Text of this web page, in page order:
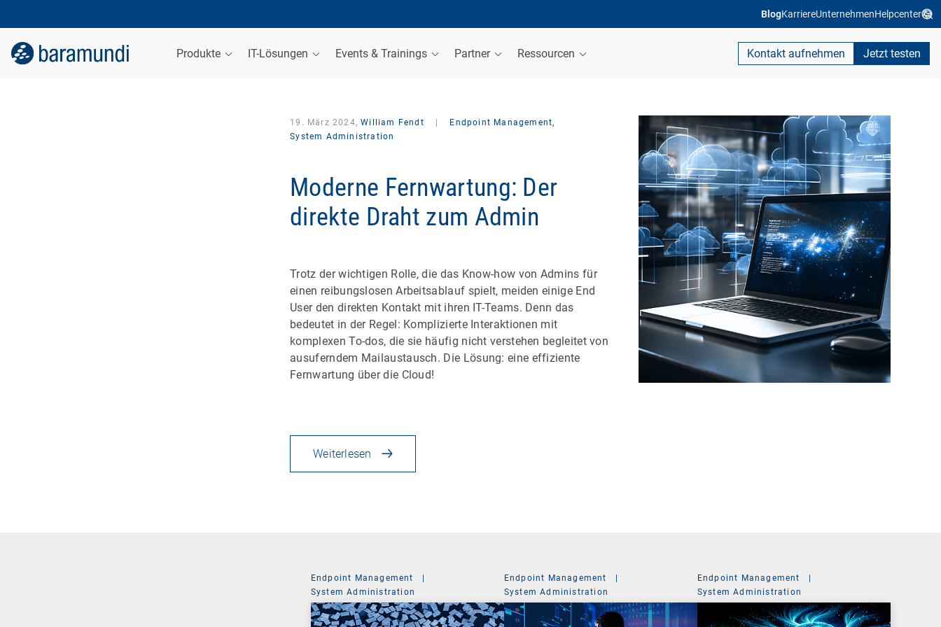
BlogKarriereUnternehmenHelpcenter
Produkte IT-Lösungen Events & Trainings Partner Ressourcen Kontakt aufnehmen Jetzt testen
19. März 2024,William Fendt
Endpoint Management,
System Administration
Moderne Fernwartung: Der
direkte Draht zum Admin
Trotz der wichtigen Rolle, die das Know-how von Admins für
einen reibungslosen Arbeitsablauf spielt, meiden einige End
User den direkten Kontakt mit ihren IT-Teams. Denn das
bedeutet in der Regel: Komplizierte Interaktionen mit
komplexen To-dos, die sie häufig nicht verstehen begleitet von
ausuferndem Mailaustausch. Die Lösung: eine effiziente
Fernwartung über die Cloud!
Weiterlesen
Endpoint Management
|
System Administration
Endpoint Management
|
System Administration
Endpoint Management
|
System Administration